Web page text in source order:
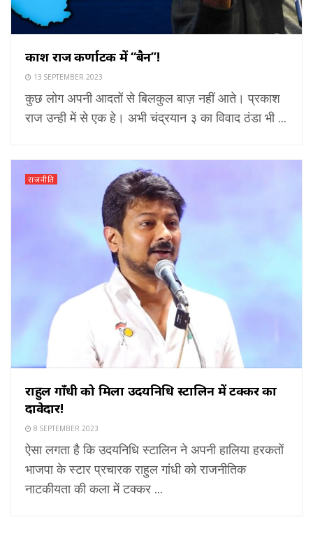
प्रकाश राज कर्णाटक में “बैन”!
13 SEPTEMBER 2023
कुछ लोग अपनी आदतों से बिलकुल बाज़ नहीं आते। प्रकाश
राज उन्ही में से एक हे। अभी चंद्रयान ३ का विवाद ठंडा भी ...
राजनीति
राहुल गाँधी को मिला उदयनिधि स्टालिन में टक्कर का
दावेदार!
8 SEPTEMBER 2023
ऐसा लगता है कि उदयनिधि स्टालिन ने अपनी हालिया हरकतों
भाजपा के स्टार प्रचारक राहुल गांधी को राजनीतिक
नाटकीयता की कला में टक्कर ...